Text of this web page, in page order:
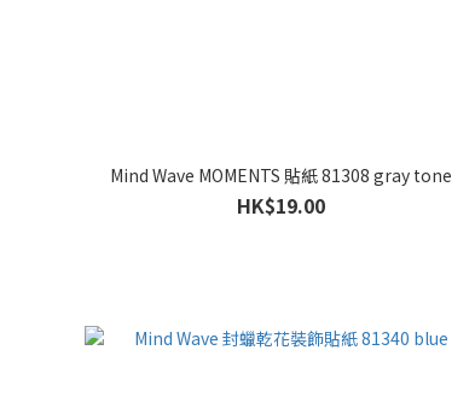
Mind Wave MOMENTS 貼紙 81308 gray tone
HK$19.00